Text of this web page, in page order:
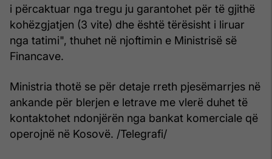
i përcaktuar nga tregu ju garantohet për të gjithë
kohëzgjatjen (3 vite) dhe është tërësisht i liruar
nga tatimi", thuhet në njoftimin e Ministrisë së
Financave.
Ministria thotë se për detaje rreth pjesëmarrjes në
ankande për blerjen e letrave me vlerë duhet të
kontaktohet ndonjërën nga bankat komerciale që
operojnë në Kosovë. /Telegrafi/